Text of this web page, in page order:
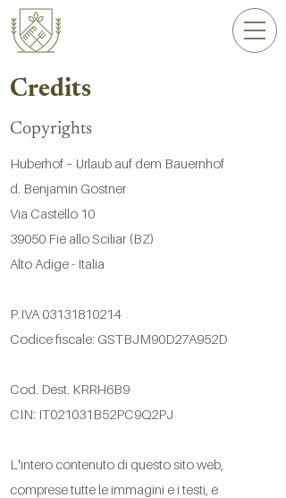
Credits
Copyrights
Huberhof – Urlaub auf dem Bauernhof
d. Benjamin Gostner
Via Castello 10
39050 Fié allo Sciliar (BZ)
Alto Adige - Italia
P.IVA 03131810214
Codice fiscale: GSTBJM90D27A952D
Cod. Dest. KRRH6B9
CIN: IT021031B52PC9Q2PJ
L'intero contenuto di questo sito web,
comprese tutte le immagini e i testi, è